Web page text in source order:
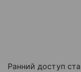
Ранний доступ